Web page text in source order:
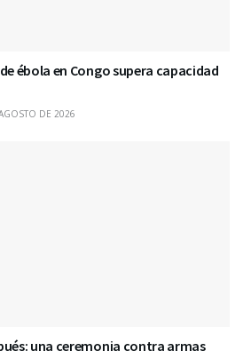
ébola en Congo supera capacidad
DE 2026
una ceremonia contra armas